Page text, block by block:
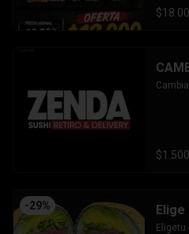
wantan.
-
+ 2
$1.500
-29% Elige
Eligetu